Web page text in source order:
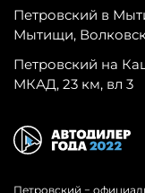
Петровский в
Мытищи,
Петровский на
МКАД, 23 км, вл 3
Петровский −